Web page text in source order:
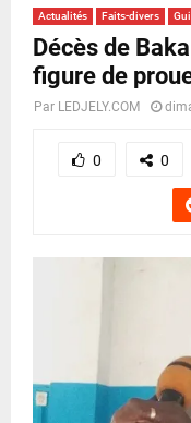
U
Actualités Faits-divers
Décès de
figure de
Par LEDJELY.COM
0 0